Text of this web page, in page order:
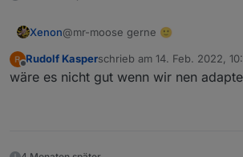
xhr.onreadystatechange
Xenon@mr-moose gerne 🙂
Offline
Rudolf Kasperschrieb am 14. Feb. 2022,
zuletzt editiert von
wäre es nicht gut wenn wir nen